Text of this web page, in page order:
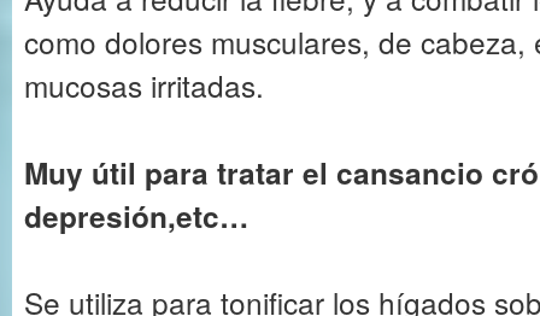
como dolores musculares, de cabeza,
mucosas irritadas.
Muy útil para tratar el cansancio
depresión,etc…
Se utiliza para tonificar los hígados